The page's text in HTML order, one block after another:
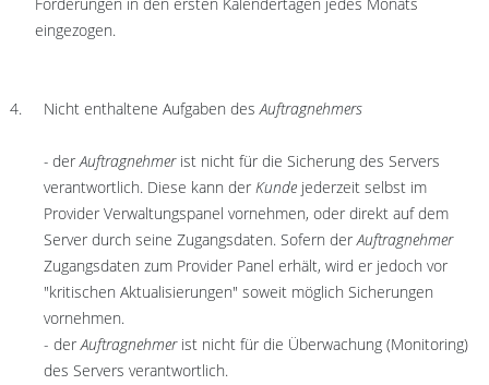
eingezogen.
Nicht enthaltene Aufgaben desAuftragnehmers
- derAuftragnehmerist nicht für die Sicherung des Servers
verantwortlich. Diese kann der Kunde jederzeit selbst im
Provider Verwaltungspanel vornehmen, oder direkt auf dem
Server durch seine Zugangsdaten. Sofern derAuftragnehmer
Zugangsdaten zum Provider Panel erhält, wird er jedoch vor
"kritischen Aktualisierungen" soweit möglich Sicherungen
vornehmen.
- derAuftragnehmerist nicht für die Überwachung (Monitoring)
des Servers verantwortlich.